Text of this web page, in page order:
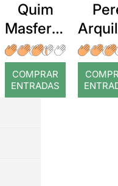
Quim
Masferre
r: Temps
COMPRAR
ENTRADAS
: